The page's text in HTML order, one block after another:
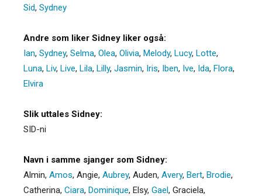
Sid, Sydney
Andre som liker Sidney liker også:
Ian, Sydney, Selma, Olea, Olivia, Melody, Lucy, Lotte,
Luna, Liv, Live, Lila, Lilly, Jasmin, Iris, Iben, Ive, Ida, Flora,
Elvira
Slik uttales Sidney:
SID-ni
Navn i samme sjanger som Sidney:
Almin, Amos, Angie, Aubrey, Auden, Avery, Bert, Brodie,
Catherina, Ciara, Dominique, Elsy, Gael, Graciela,